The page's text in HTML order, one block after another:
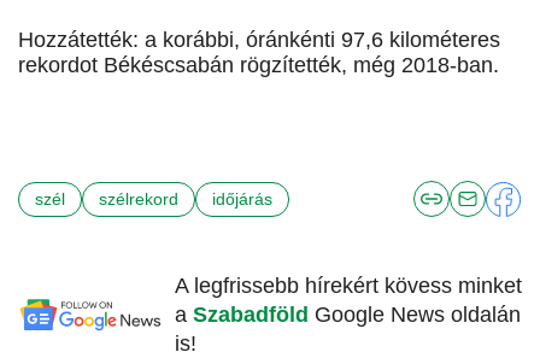
Hozzátették: a korábbi, óránkénti 97,6 kilométeres
rekordot Békéscsabán rögzítették, még 2018-ban.
szél szélrekord időjárás
A legfrissebb hírekért kövess minket
a Szabadföld Google News oldalán
is!